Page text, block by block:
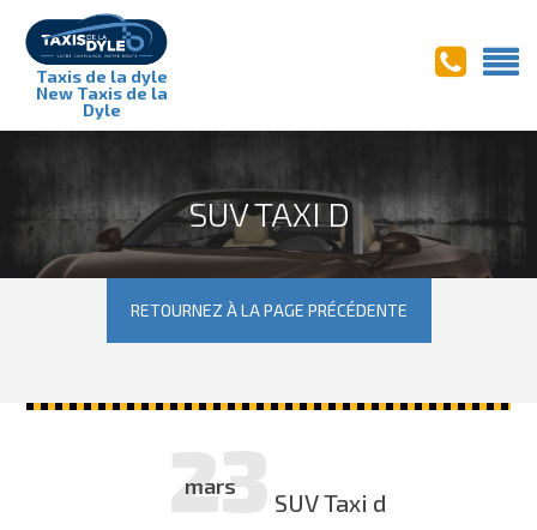
Taxis de la dyle
New Taxis de la
Dyle
SUV TAXI D
RETOURNEZ À LA PAGE PRÉCÉDENTE
23
mars
SUV Taxi d